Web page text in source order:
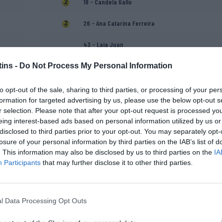
- Do Not Process My Personal Information
opt-out of the sale, sharing to third parties, or processing of your
for targeted advertising by us, please use the below opt-out
selection. Please note that after your opt-out request is processed
interest-based ads based on personal information utilized by us
to third parties prior to your opt-out. You may separately
of your personal information by third parties on the IAB’s list of
This information may also be disclosed by us to third parties on the
Participants that may further disclose it to other third parties.
Data Processing Opt Outs
18 - Candela Gallo
26 - Ana Catarina Ferreira
43 - Laia Juan
Natasha "Tasha" Lee
María Fernández "Pulgui"
(Treinador adjunto)